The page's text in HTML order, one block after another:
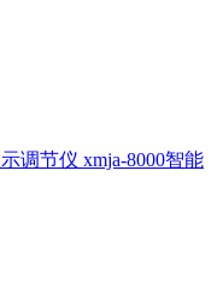
调节仪 xmja-8000智能